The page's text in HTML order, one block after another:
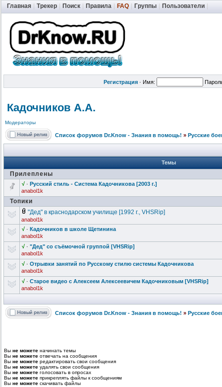
Главная Трекер Поиск Правила FAQ Группы Пользователи
Регистрация · Имя:
Кадочников А.А.
Модераторы
Список форумов Dr.Know - Знания в помощь! » Русские
Темы
Прилеплены
√ · Русский стиль - Система Кадочникова [2003 г.]
anabol1k
Топики
"Дед" в краснодарском училище [1992 г., VHSRip]
anabol1k
√ · Кадочников в школе Щетинина
anabol1k
√ · "Дед" со съёмочной группой [VHSRip]
anabol1k
√ · Отрывки занятий по Русскому стилю системы Кадочникова
anabol1k
√ · Старое видео с Алексеем Алексеевичем Кадочниковым [VHSRip]
anabol1k
Список форумов Dr.Know - Знания в помощь! » Русские
Вы не можете начинать темы
Вы не можете отвечать на сообщения
Вы не можете редактировать свои сообщения
Вы не можете удалять свои сообщения
Вы не можете голосовать в опросах
Вы не можете прикреплять файлы к сообщениям
Вы не можете скачивать файлы